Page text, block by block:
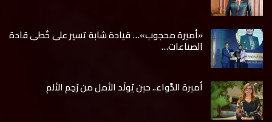
«أميرة محجوب»… قيادة شابة تسير على خُطى قادة
الصناعات…
أميرة الدَّواء.. حين يُولَد الأمل من رَحِم الألم